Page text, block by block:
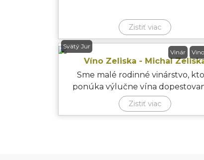
Zistiť viac
Vinár
Svätý Jur
Víno Zeliska - Michal
Sme malé rodinné vinárstvo,
ponúka výlučne vína
okolí Svätého Jura. Nevieme
Zistiť viac